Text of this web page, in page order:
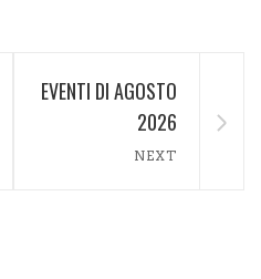
EVENTI DI AGOSTO
2026
NEXT